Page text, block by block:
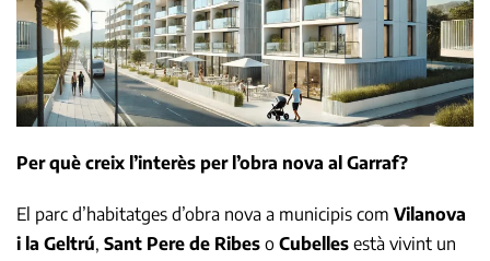
Per què creix l’interès per l’obra nova al Garraf?
El parc d’habitatges d’obra nova a municipis com Vilanova
i la Geltrú, Sant Pere de Ribes o Cubelles està vivint un